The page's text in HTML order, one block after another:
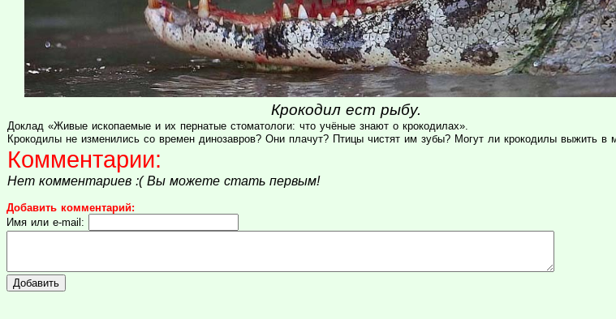
Крокодил ест рыбу.
Доклад «Живые ископаемые и их пернатые стоматологи: что учёные знают о крокодилах».
Крокодилы не изменились со времен динозавров? Они плачут? Птицы чистят им зубы? Могут ли крокодилы выжить в
Комментарии:
Нет комментариев :( Вы можете стать первым!
Добавить комментарий:
Имя или e-mail: